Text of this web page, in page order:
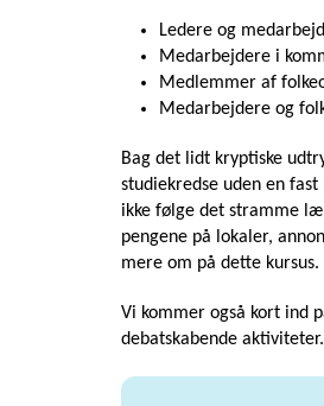
Ledere og
Medarbejdere i
Medlemmer af
Medarbejdere og
Bag det lidt kryptiske
studiekredse uden en
ikke følge det stramme
pengene på lokaler,
mere om på dette kursus.
Vi kommer også kort ind
debatskabende aktiviteter.